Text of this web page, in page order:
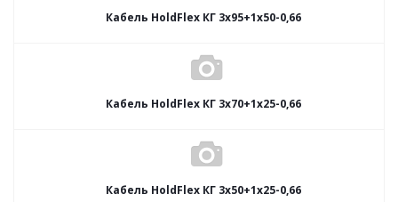
Кабель HoldFlex КГ 3x95+1x50-0,66
Кабель HoldFlex КГ 3x70+1x25-0,66
Кабель HoldFlex КГ 3x50+1x25-0,66